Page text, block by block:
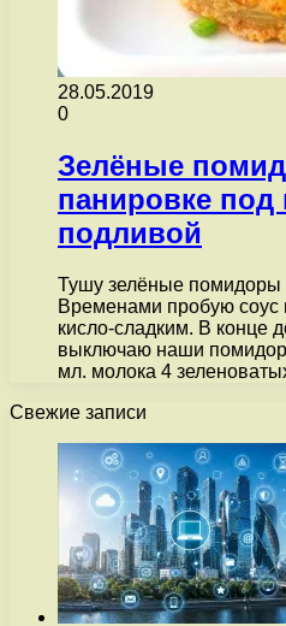
28.05.2019
0
Зелёные
панировке под
подливой
Тушу зелёные помидоры
Временами пробую соус
кисло-сладким. В конце
выключаю наши
мл. молока 4
Свежие записи